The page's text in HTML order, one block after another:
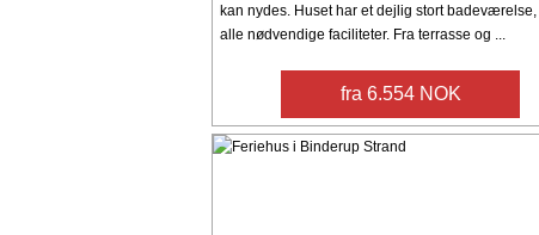
kan nydes. Huset har et dejlig stort badeværelse,
alle nødvendige faciliteter. Fra terrasse og ...
fra 6.554 NOK